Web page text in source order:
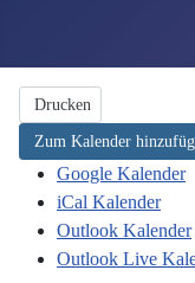
Drucken
Zum Kalender
Google Kalender
iCal Kalender
Outlook Kalender
Outlook Live